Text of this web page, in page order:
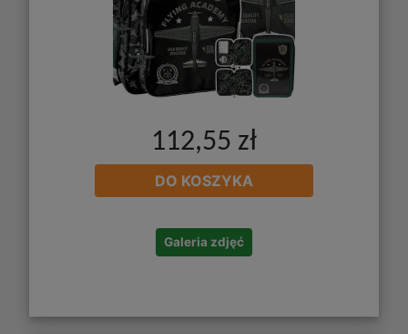
112,55 zł
DO KOSZYKA
Galeria zdjęć